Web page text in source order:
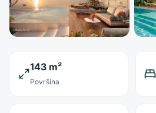
143 m²
Površina